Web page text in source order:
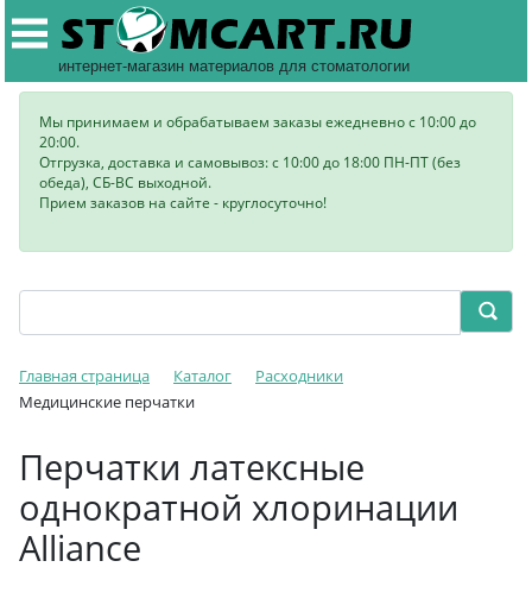
интернет-магазин материалов для стоматологии
Мы принимаем и обрабатываем заказы ежедневно с 10:00 до
20:00.
Отгрузка, доставка и самовывоз: с 10:00 до 18:00 ПН-ПТ (без
обеда), СБ-ВС выходной.
Прием заказов на сайте - круглосуточно!
Главная страница Каталог
Расходники
Медицинские перчатки
Перчатки латексные
однократной хлоринации
Alliance